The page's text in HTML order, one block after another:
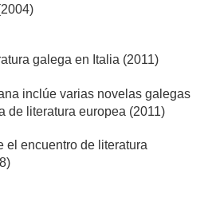
galega en Italia (2011)
inclúe varias novelas galegas
de literatura europea (2011)
el encuentro de literatura